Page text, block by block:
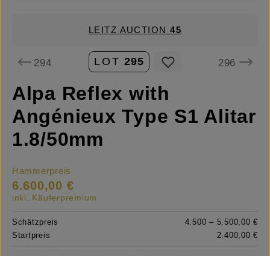
LEITZ AUCTION45
294 LOT 295 296
Alpa Reflex with
Angénieux Type S1 Alitar
1.8/50mm
Hammerpreis
6.600,00 €
inkl. Käuferpremium
Schätzpreis
4.500 – 5.500,00 €
Startpreis
2.400,00 €